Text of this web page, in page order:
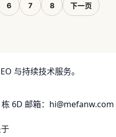
6 7 8 下一页
与持续技术服务。
6D 邮箱：hi@mefanw.com